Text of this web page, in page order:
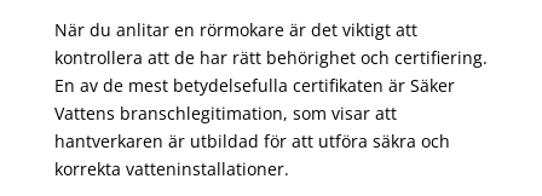
När du anlitar en rörmokare är det viktigt att
kontrollera att de har rätt behörighet och certifiering.
En av de mest betydelsefulla certifikaten är Säker
Vattens branschlegitimation, som visar att
hantverkaren är utbildad för att utföra säkra och
korrekta vatteninstallationer.